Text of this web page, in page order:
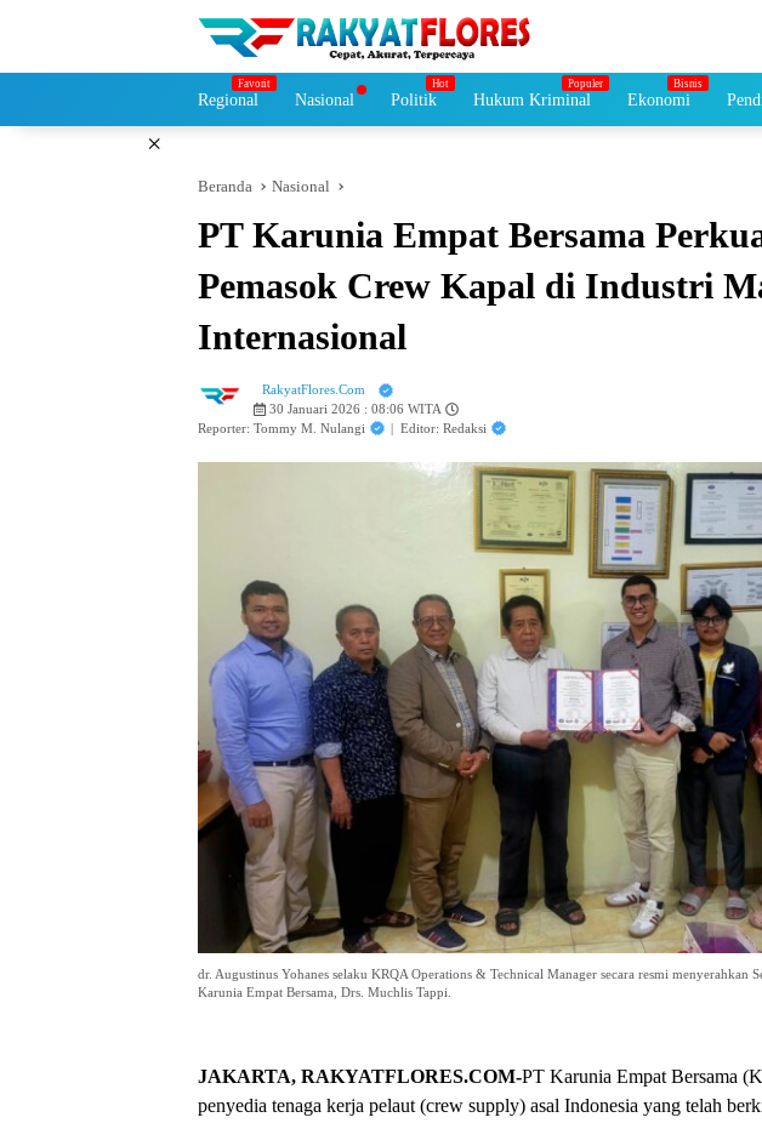
Regional Nasional Politik Hukum Kriminal Ekonomi
×
Beranda Nasional
PT Karunia Empat Bersama
Pemasok Crew Kapal di Industri
Internasional
RakyatFlores.Com
30 Januari 2026 : 08:06 WITA
Reporter: Tommy M. Nulangi
| Editor: Redaksi
dr. Augustinus Yohanes selaku KRQA Operations & Technical Manager secara resmi
Karunia Empat Bersama, Drs. Muchlis Tappi.
JAKARTA, RAKYATFLORES.COM-PT Karunia Empat Bersama
penyedia tenaga kerja pelaut (crew supply) asal Indonesia yang telah